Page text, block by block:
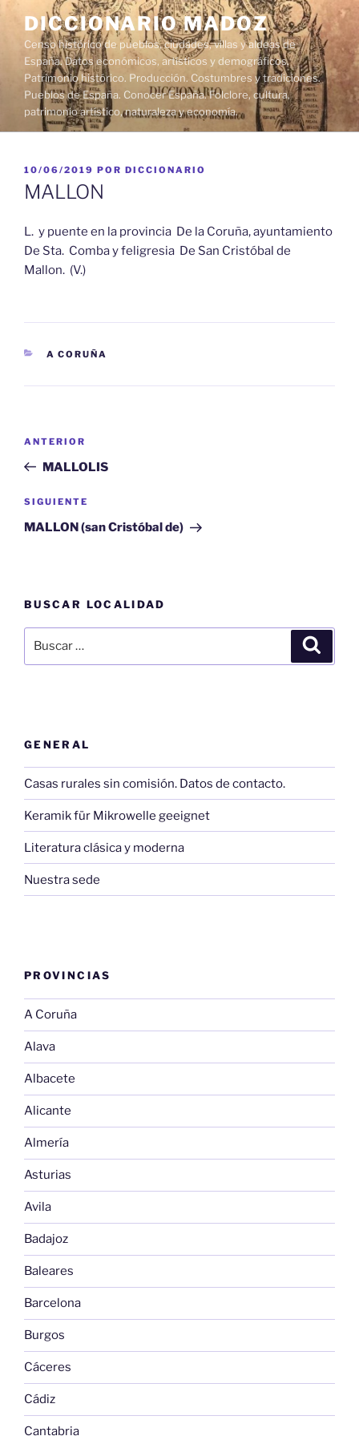
contenido
DICCIONARIO MADOZ
Censo histórico de pueblos, ciudades, villas y aldeas de
España. Datos económicos, artísticos y demográficos.
Patrimonio histórico. Producción. Costumbres y tradiciones.
Pueblos de España. Conocer España. Folclore, cultura,
patrimonio artístico, naturaleza y economía.
PUBLICADO
EL
10/06/2019 POR DICCIONARIO
MALLON
L. y puente en la provincia De la Coruña, ayuntamiento
De Sta. Comba y feligresia De San Cristóbal de
Mallon. (V.)
CATEGORÍAS
A CORUÑA
entradas
Entrada
anterior:
ANTERIOR
MALLOLIS
Siguiente
entrada
SIGUIENTE
MALLON (san Cristóbal de)
BUSCAR LOCALIDAD
por:
GENERAL
Casas rurales sin comisión. Datos de contacto.
Keramik für Mikrowelle geeignet
Literatura clásica y moderna
Nuestra sede
PROVINCIAS
A Coruña
Alava
Albacete
Alicante
Almería
Asturias
Avila
Badajoz
Baleares
Barcelona
Burgos
Cáceres
Cádiz
Cantabria